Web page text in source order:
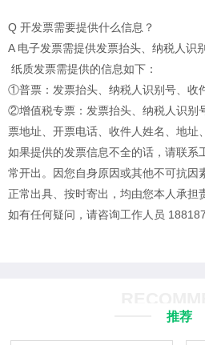
Q 开发票需要提供什么信息？
A 电子发票需提供发票抬头、纳税人识
纸质发票需提供的信息如下：
①普票：发票抬头、纳税人识别号、收
②增值税专票：发票抬头、纳税人识别
票地址、开票电话、收件人姓名、地址
如果提供的发票信息不全的话，请联系
常开出。
因您自身原因或其他不可抗因
正常出具、按时寄出，均由您本人承担
如有任何疑问，请咨询工作人员
推荐